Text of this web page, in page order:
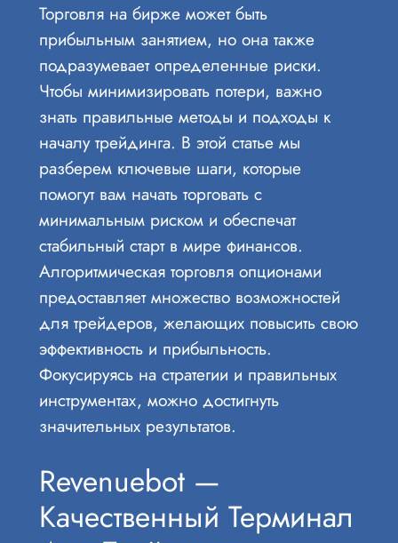
Торговля на бирже может быть
прибыльным занятием, но она также
подразумевает определенные риски.
Чтобы минимизировать потери, важно
знать правильные методы и подходы к
началу трейдинга. В этой статье мы
разберем ключевые шаги, которые
помогут вам начать торговать с
минимальным риском и обеспечат
стабильный старт в мире финансов.
Алгоритмическая торговля опционами
предоставляет множество возможностей
для трейдеров, желающих повысить свою
эффективность и прибыльность.
Фокусируясь на стратегии и правильных
инструментах, можно достигнуть
значительных результатов.
Revenuebot —
Качественный Терминал